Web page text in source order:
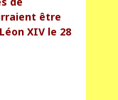
être
XIV le 28